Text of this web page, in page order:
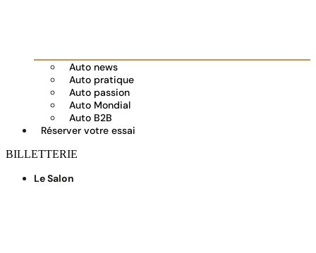
Auto news
Auto pratique
Auto passion
Auto Mondial
Auto B2B
Réserver votre essai
BILLETTERIE
Le Salon